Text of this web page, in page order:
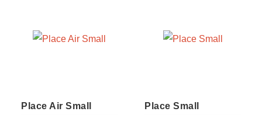
Place Air Small Place Small